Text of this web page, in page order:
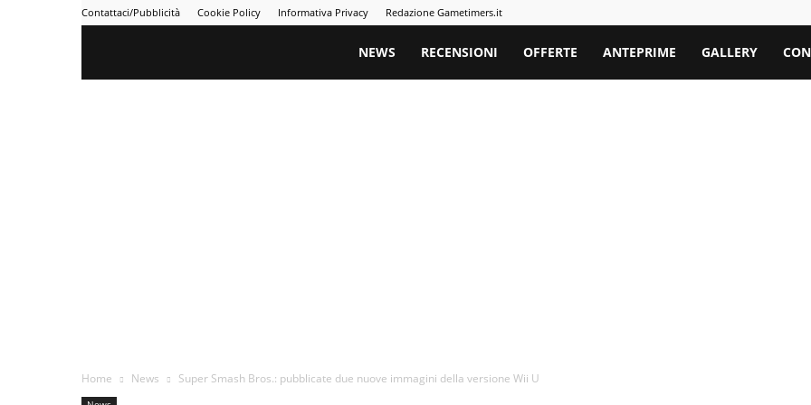
Contattaci/Pubblicità Cookie Policy Informativa Privacy Redazione Gametimers.it
Gametimers
NEWS RECENSIONI OFFERTE ANTEPRIME GALLERY
Home News Super Smash Bros.: pubblicate due nuove immagini della versione Wii U